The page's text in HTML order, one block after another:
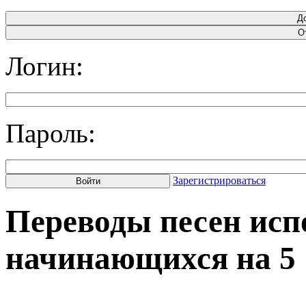
Логин:
Пароль:
Зарегистрироваться
Переводы песен
начинающихся на 5